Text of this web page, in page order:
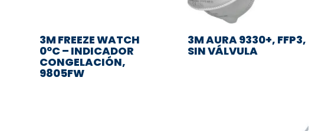
3M FREEZE WATCH
0ºC – INDICADOR
CONGELACIÓN,
9805FW
3M AURA 9330+, FFP3,
SIN VÁLVULA